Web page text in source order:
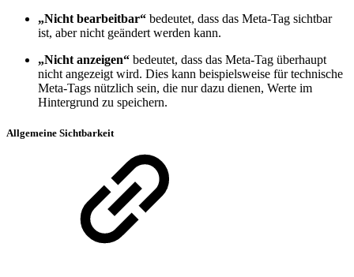
„Nicht bearbeitbar“ bedeutet, dass das Meta-Tag sichtbar
ist, aber nicht geändert werden kann.
„Nicht anzeigen“ bedeutet, dass das Meta-Tag überhaupt
nicht angezeigt wird. Dies kann beispielsweise für technische
Meta-Tags nützlich sein, die nur dazu dienen, Werte im
Hintergrund zu speichern.
Allgemeine Sichtbarkeit